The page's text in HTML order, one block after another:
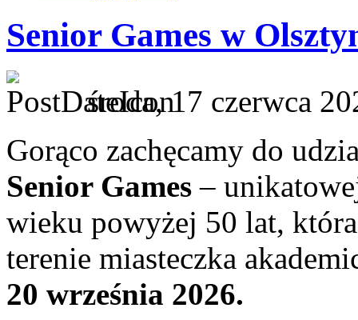
Senior Games w
środa, 17 czerwca
Gorąco zachęcamy do
Senior Games –
wieku powyżej 50 lat,
terenie miasteczka
20 września 2026.